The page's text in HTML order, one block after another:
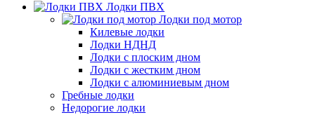
Лодки ПВХ
Лодки под мотор
Килевые лодки
Лодки НДНД
Лодки с плоским дном
Лодки с жестким дном
Лодки с алюминиевым дном
Гребные лодки
Недорогие лодки